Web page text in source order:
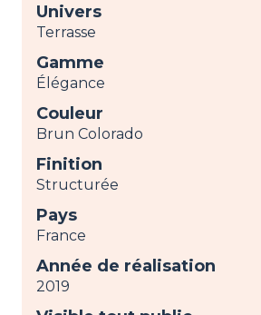
Univers
Terrasse
Gamme
Élégance
Couleur
Brun Colorado
Finition
Structurée
Pays
France
Année de réalisation
2019